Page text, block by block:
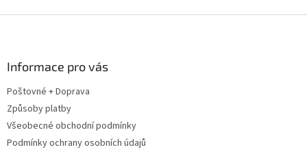
Informace pro vás
Poštovné + Doprava
Způsoby platby
Všeobecné obchodní podmínky
Podmínky ochrany osobních údajů